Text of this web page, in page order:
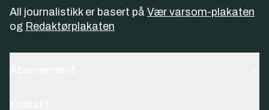
All journalistikk er basert på Vær varsom-plakaten
og Redaktørplakaten